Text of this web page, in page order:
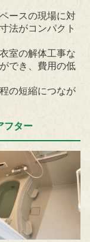
ースの現場に対
法がコンパクト
室の解体工事な
でき、費用の低
の短縮につなが
フター